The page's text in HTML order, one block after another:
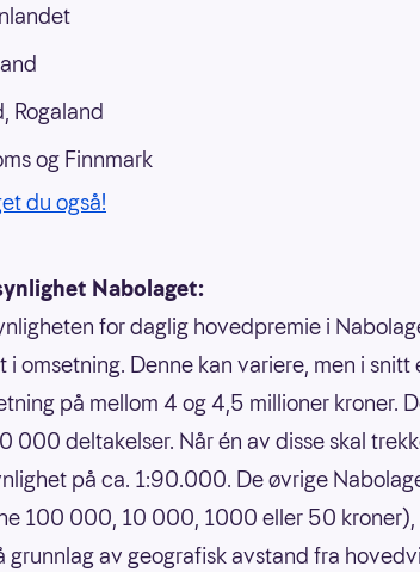
Rogaland
og Finnmark
du også!
Nabolaget:
for daglig hovedpremie i
i omsetning. Denne kan variere, men i snitt
på mellom 4 og 4,5 millioner kroner.
000 deltakelser. Når én av disse skal
på ca. 1:90.000. De øvrige
100 000, 10 000, 1000 eller 50 kroner),
grunnlag av geografisk avstand fra